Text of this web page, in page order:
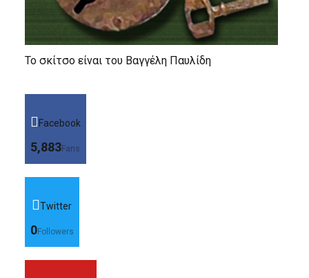
Το σκίτσο είναι του Βαγγέλη Παυλίδη
Facebook
5,883Fans
Twitter
0Followers